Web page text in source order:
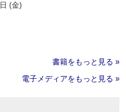
(金)
書籍をもっと見る »
電子メディアをもっと見る »